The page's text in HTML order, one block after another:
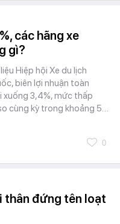
các hãng xe
gì?
Hiệp hội Xe du lịch
biên lợi nhuận toàn
xuống 3,4%, mức thấp
cùng kỳ trong khoảng 5…
0
thân đứng tên loạt